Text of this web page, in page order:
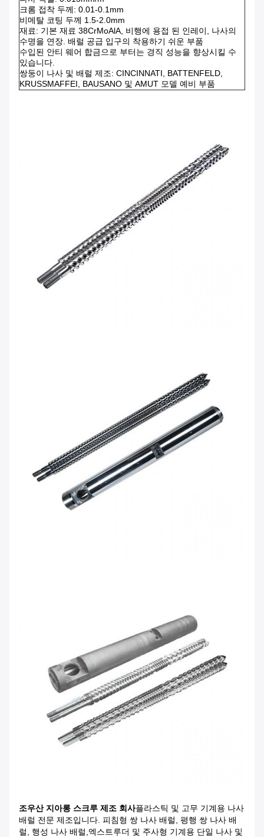
크롬 접착 두께: 0.01-0.1mm
비메탈 코팅 두께 1.5-2.0mm
재료: 기본 재료 38CrMoAlA, 비행에 용접 된 인레이, 나사의
수명을 연장. 배럴 공급 입구의 착용하기 쉬운 부품
수입된 안티 웨어 합금으로 부터는 경직 성능을 향상시킬 수
있습니다.
쌍둥이 나사 및 배럴 제조: CINCINNATI, BATTENFELD,
KRUSSMAFFEI, BAUSANO 및 AMUT 모델 예비 부품
조우산 지아롱 스크루 제조 회사플라스틱 및 고무 기계용 나사
배럴 전문 제조입니다. 피침형 쌍 나사 배럴, 평행 쌍 나사 배
럴, 행성 나사 배럴,엑스트루더 및 주사형 기계용 단일 나사 및